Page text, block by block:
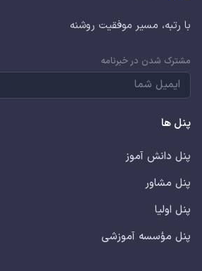
با رتبه، مسیر موفقیت روشنه
مشترک شدن در خبرنامه
پنل ها
پنل دانش آموز
پنل مشاور
پنل اولیا
پنل مؤسسه آموزشی